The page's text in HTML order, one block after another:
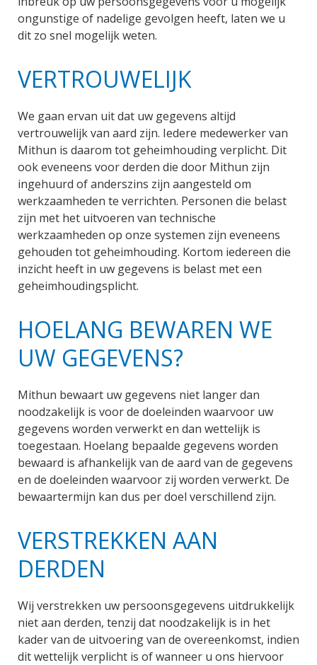
ongunstige of nadelige gevolgen heeft, laten we u
dit zo snel mogelijk weten.
VERTROUWELIJK
We gaan ervan uit dat uw gegevens altijd
vertrouwelijk van aard zijn. Iedere medewerker van
Mithun is daarom tot geheimhouding verplicht. Dit
ook eveneens voor derden die door Mithun zijn
ingehuurd of anderszins zijn aangesteld om
werkzaamheden te verrichten. Personen die belast
zijn met het uitvoeren van technische
werkzaamheden op onze systemen zijn eveneens
gehouden tot geheimhouding. Kortom iedereen die
inzicht heeft in uw gegevens is belast met een
geheimhoudingsplicht.
HOELANG BEWAREN WE
UW GEGEVENS?
Mithun bewaart uw gegevens niet langer dan
noodzakelijk is voor de doeleinden waarvoor uw
gegevens worden verwerkt en dan wettelijk is
toegestaan. Hoelang bepaalde gegevens worden
bewaard is afhankelijk van de aard van de gegevens
en de doeleinden waarvoor zij worden verwerkt. De
bewaartermijn kan dus per doel verschillend zijn.
VERSTREKKEN AAN
DERDEN
Wij verstrekken uw persoonsgegevens uitdrukkelijk
niet aan derden, tenzij dat noodzakelijk is in het
kader van de uitvoering van de overeenkomst, indien
dit wettelijk verplicht is of wanneer u ons hiervoor